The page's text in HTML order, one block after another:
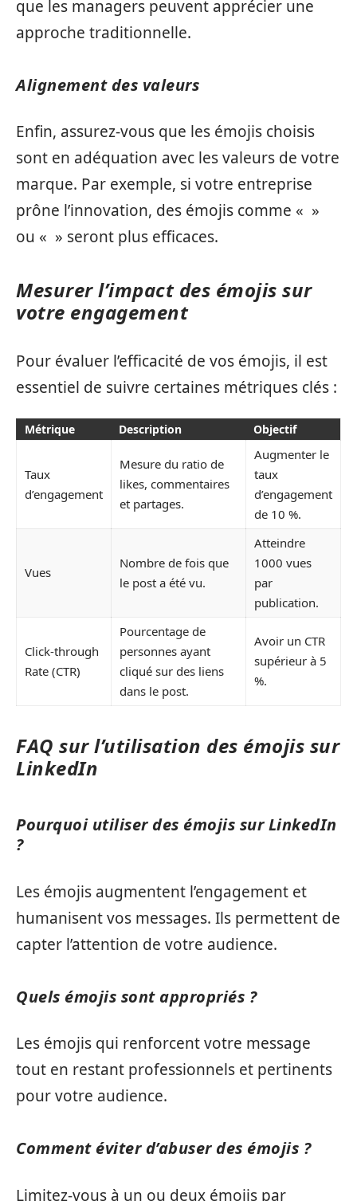
que les managers peuvent apprécier une
approche traditionnelle.
Alignement des valeurs
Enfin, assurez-vous que les émojis choisis
sont en adéquation avec les valeurs de votre
marque. Par exemple, si votre entreprise
prône l’innovation, des émojis comme « »
ou « » seront plus efficaces.
Mesurer l’impact des émojis sur
votre engagement
Pour évaluer l’efficacité de vos émojis, il est
essentiel de suivre certaines métriques clés :
Métrique Description Objectif
Taux
d’engagement
Mesure du ratio de
likes, commentaires
et partages.
Augmenter le
taux
d’engagement
de 10 %.
Vues
Nombre de fois que
le post a été vu.
Atteindre
1000 vues
par
publication.
Click-through
Rate (CTR)
Pourcentage de
personnes ayant
cliqué sur des liens
dans le post.
Avoir un CTR
supérieur à 5
%.
FAQ sur l’utilisation des émojis sur
LinkedIn
Pourquoi utiliser des émojis sur LinkedIn
?
Les émojis augmentent l’engagement et
humanisent vos messages. Ils permettent de
capter l’attention de votre audience.
Quels émojis sont appropriés ?
Les émojis qui renforcent votre message
tout en restant professionnels et pertinents
pour votre audience.
Comment éviter d’abuser des émojis ?
Limitez-vous à un ou deux émojis par